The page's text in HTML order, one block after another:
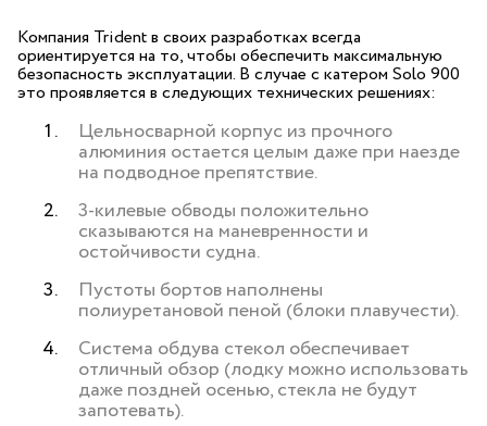
Компания Trident в своих разработках всегда
ориентируется на то, чтобы обеспечить максимальную
безопасность эксплуатации. В случае с катером Solo 900
это проявляется в следующих технических решениях:
Цельносварной корпус из прочного
алюминия остается целым даже при наезде
на подводное препятствие.
3-килевые обводы положительно
сказываются на маневренности и
остойчивости судна.
Пустоты бортов наполнены
полиуретановой пеной (блоки плавучести).
Система обдува стекол обеспечивает
отличный обзор (лодку можно использовать
даже поздней осенью, стекла не будут
запотевать).